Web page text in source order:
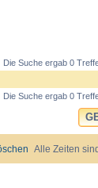
Die Suche ergab 0
Die Suche ergab 0
Alle Zeiten sind